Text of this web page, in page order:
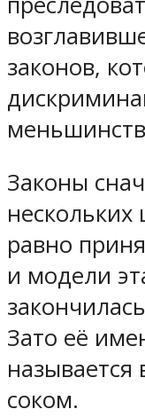
законов,
Законы
нескольких
равно
и модели
Зато её
соком.